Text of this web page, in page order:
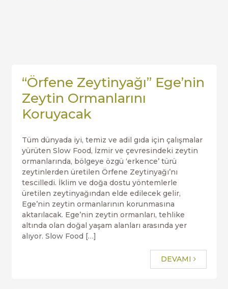
“Örfene Zeytinyağı” Ege’nin
Zeytin Ormanlarını
Koruyacak
Tüm dünyada iyi, temiz ve adil gıda için çalışmalar
yürüten Slow Food, İzmir ve çevresindeki zeytin
ormanlarında, bölgeye özgü ‘erkence’ türü
zeytinlerden üretilen Örfene Zeytinyağı’nı
tescilledi. İklim ve doğa dostu yöntemlerle
üretilen zeytinyağından elde edilecek gelir,
Ege’nin zeytin ormanlarının korunmasına
aktarılacak. Ege’nin zeytin ormanları, tehlike
altında olan doğal yaşam alanları arasında yer
alıyor. Slow Food […]
DEVAMI